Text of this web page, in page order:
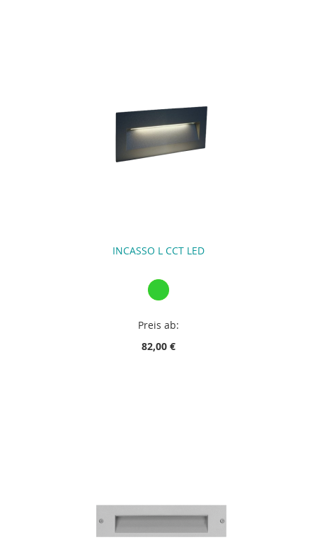
INCASSO L CCT LED
Preis ab:
82,00 €